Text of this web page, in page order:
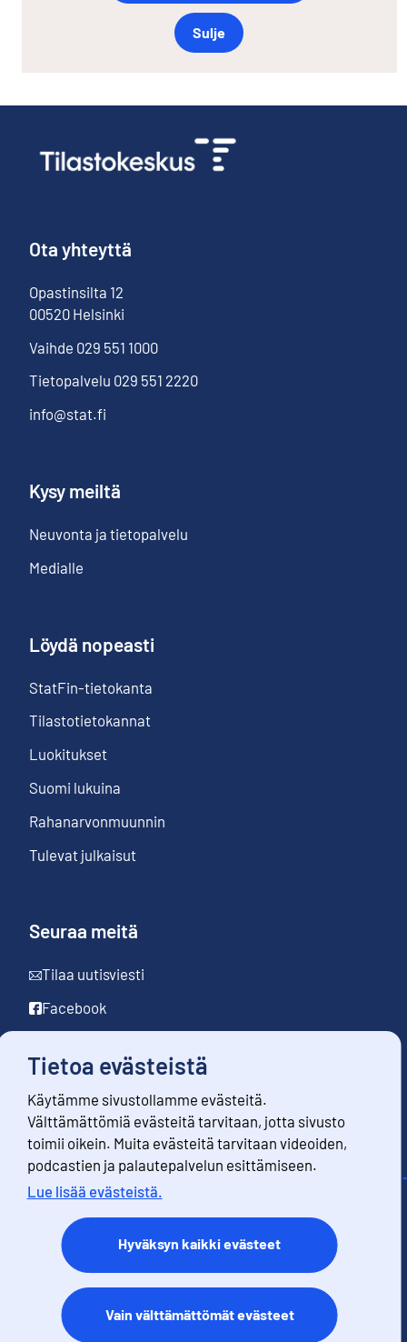
Tietoa evästeistä
Käytämme sivustollamme evästeitä.
Välttämättömiä evästeitä tarvitaan, jotta sivusto
toimii oikein. Muita evästeitä tarvitaan videoiden,
podcastien ja palautepalvelun esittämiseen.
Lue lisää evästeistä.
Hyväksyn kaikki evästeet
Vain välttämättömät evästeet
Sulje
Ota yhteyttä
Opastinsilta 12
00520 Helsinki
Vaihde 029 551 1000
Tietopalvelu 029 551 2220
info@stat.fi
Kysy meiltä
Neuvonta ja tietopalvelu
Medialle
Löydä nopeasti
StatFin-tietokanta
Tilastotietokannat
Luokitukset
Suomi lukuina
Rahanarvonmuunnin
Tulevat julkaisut
Seuraa meitä
Tilaa uutisviesti
Facebook
YouTube
Instagram
Palaute
Käyttöehdot
Tietosuoja
Saavutettavuus
Tietoa sivustosta